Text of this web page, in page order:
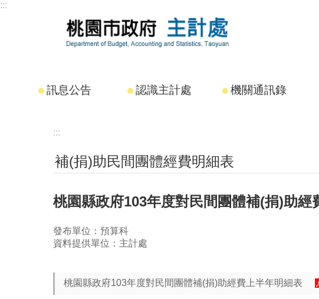
跳到主要內容區塊
:::
訊息公告 認識主計處 機關通訊錄
:::
補(捐)助民間團體經費明細表
桃園縣政府103年度對民間團體補(捐)助經
發布單位：預算科
資料提供單位：主計處
桃園縣政府103年度對民間團體補(捐)助經費上半年明細表